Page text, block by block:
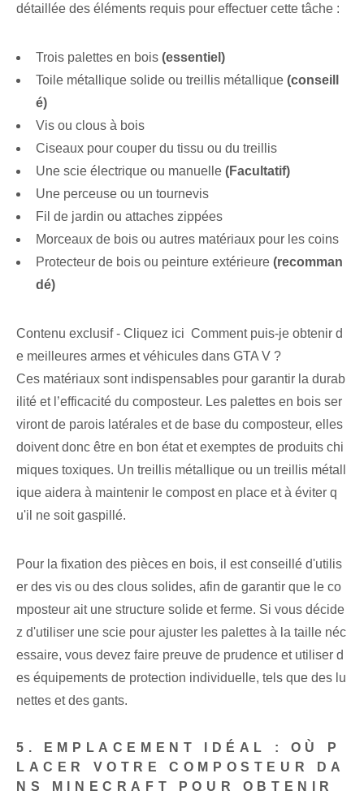
détaillée des éléments requis pour effectuer cette tâche :
Trois palettes en bois (essentiel)
Toile métallique solide ou treillis métallique (conseill
é)
Vis ou clous à bois
Ciseaux pour couper du tissu ou du treillis
Une scie électrique ou manuelle (Facultatif)
Une perceuse ou un tournevis
Fil de jardin ou attaches zippées
Morceaux de bois ou autres matériaux pour les coins
Protecteur de bois ou peinture extérieure (recomman
dé)
Contenu exclusif - Cliquez ici Comment puis-je obtenir d
e meilleures armes et véhicules dans GTA V ?
Ces matériaux sont indispensables pour garantir la durab
ilité et l’efficacité du composteur. Les palettes en bois ser
viront de parois latérales et de base du composteur, elles
doivent donc être en bon état et exemptes de produits chi
miques toxiques. Un treillis métallique ou un treillis métall
ique aidera à maintenir le compost en place et à éviter q
u'il ne soit gaspillé.
Pour la fixation des pièces en bois, il est conseillé d'utilis
er des vis ou des clous solides, afin de garantir que le co
mposteur ait une structure solide et ferme. Si vous décide
z d'utiliser une scie pour ajuster les palettes à la taille néc
essaire, vous devez faire preuve de prudence et utiliser d
es équipements de protection individuelle, tels que des lu
nettes et des gants.
5. EMPLACEMENT IDÉAL : OÙ P
LACER VOTRE COMPOSTEUR DA
NS MINECRAFT POUR OBTENIR